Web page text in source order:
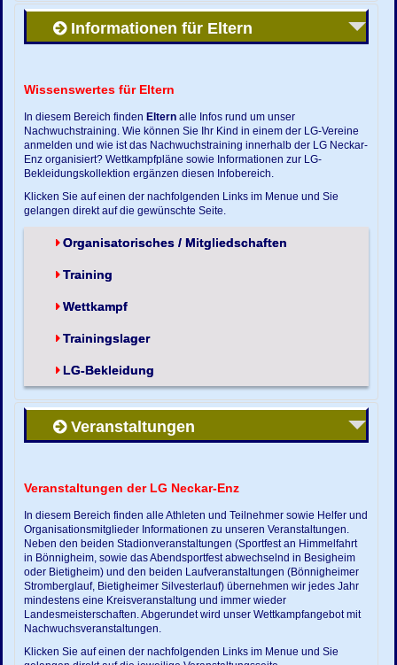
Informationen für Eltern
Wissenswertes für Eltern
In diesem Bereich finden Eltern alle Infos rund um unser
Nachwuchstraining. Wie können Sie Ihr Kind in einem der LG-Vereine
anmelden und wie ist das Nachwuchstraining innerhalb der LG Neckar-
Enz organisiert? Wettkampfpläne sowie Informationen zur LG-
Bekleidungskollektion ergänzen diesen Infobereich.
Klicken Sie auf einen der nachfolgenden Links im Menue und Sie
gelangen direkt auf die gewünschte Seite.
Organisatorisches / Mitgliedschaften
Training
Wettkampf
Trainingslager
LG-Bekleidung
Veranstaltungen
Veranstaltungen der LG Neckar-Enz
In diesem Bereich finden alle Athleten und Teilnehmer sowie Helfer und
Organisationsmitglieder Informationen zu unseren Veranstaltungen.
Neben den beiden Stadionveranstaltungen (Sportfest an Himmelfahrt
in Bönnigheim, sowie das Abendsportfest abwechselnd in Besigheim
oder Bietigheim) und den beiden Laufveranstaltungen (Bönnigheimer
Stromberglauf, Bietigheimer Silvesterlauf) übernehmen wir jedes Jahr
mindestens eine Kreisveranstaltung und immer wieder
Landesmeisterschaften. Abgerundet wird unser Wettkampfangebot mit
Nachwuchsveranstaltungen.
Klicken Sie auf einen der nachfolgenden Links im Menue und Sie